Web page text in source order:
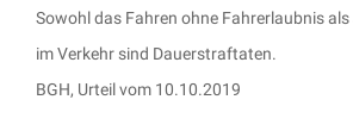
Sowohl das Fahren ohne Fahrerlaubnis
im Verkehr sind Dauerstraftaten.
BGH, Urteil vom 10.10.2019